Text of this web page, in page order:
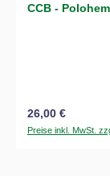
CCB -
Regulärer Preis:
26,00 €
Preise inkl. MwSt.